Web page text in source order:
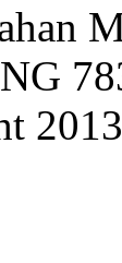
2013